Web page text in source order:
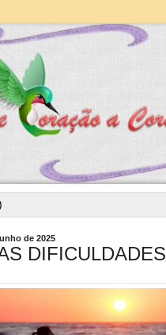
de 2025
DIFICULDADES